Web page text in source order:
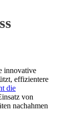
innovative
effizientere
die
von
nachahmen